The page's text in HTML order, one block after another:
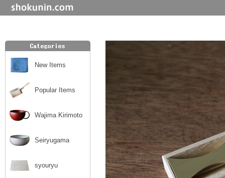
New Items
Popular Items
Wajima Kirimoto
Seiryugama
syouryu